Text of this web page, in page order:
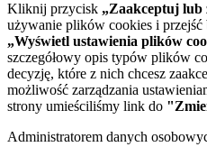
Kliknij przycisk „Zaakceptuj lub
używanie plików cookies i przejść
„Wyświetl ustawienia plików
szczegółowy opis typów plików
decyzję, które z nich chcesz
możliwość zarządzania
strony umieściliśmy link do
Administratorem danych